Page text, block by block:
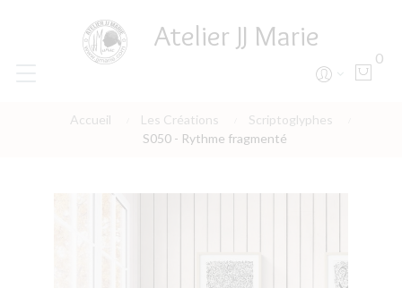
Atelier JJ Marie
0
Accueil Les Créations
Scriptoglyphes
S050 - Rythme fragmenté